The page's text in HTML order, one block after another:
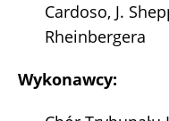
Cardoso, J.
Rheinbergera
Wykonawcy: